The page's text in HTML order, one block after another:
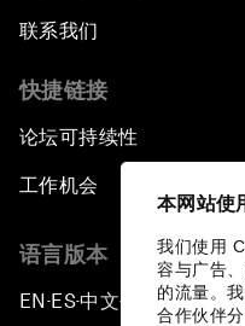
本网站使
我们使用
容与广告
的流量。
合作伙伴
联系我们
快捷链接
论坛可持续性
工作机会
语言版本
EN ▪ES▪中文▪ 日本語